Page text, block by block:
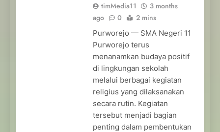
timMedia11
3 months
ago
0 2 mins
Purworejo — SMA Negeri 11
Purworejo terus
menanamkan budaya positif
di lingkungan sekolah
melalui berbagai kegiatan
religius yang dilaksanakan
secara rutin. Kegiatan
tersebut menjadi bagian
penting dalam pembentukan